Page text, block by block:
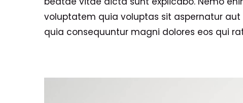
voluptatem quia voluptas sit aspernatur
quia consequuntur magni dolores eos qui